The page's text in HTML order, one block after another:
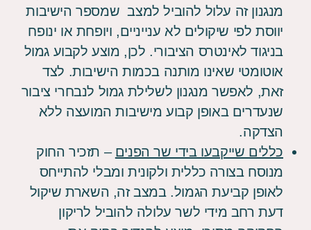
מנגנון זה עלול להוביל למצב שמספר הישיבות
יווסת לפי שיקולים לא ענייניים, ויופחת או ינופח
בניגוד לאינטרס הציבורי. לכן, מוצע לקבוע גמול
אוטומטי שאינו מותנה בכמות הישיבות. לצד
זאת, לאפשר מנגנון לשלילת גמול לנבחרי ציבור
שנעדרים באופן קבוע מישיבות המועצה ללא
הצדקה.
כללים שייקבעו בידי שר הפנים – תזכיר החוק
מנוסח בצורה כללית ולקונית ומבלי להתייחס
לאופן קביעת הגמול. במצב זה, השארת שיקול
דעת רחב מידי לשר עלולה להוביל לריקון